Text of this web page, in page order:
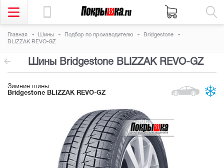
Главная Шины Подбор по производителю
Bridgestone
BLIZZAK REVO-GZ
Шины Bridgestone BLIZZAK REVO-GZ
Зимние шины
Bridgestone BLIZZAK REVO-GZ